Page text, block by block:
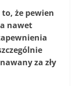
że pewien
nawet
za zły